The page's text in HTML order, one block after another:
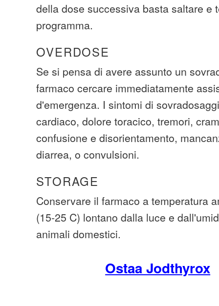
della dose successiva basta saltare e
programma.
OVERDOSE
Se si pensa di avere assunto un
farmaco cercare immediatamente
d'emergenza. I sintomi di
cardiaco, dolore toracico, tremori,
confusione e disorientamento,
diarrea, o convulsioni.
STORAGE
Conservare il farmaco a temperatura
(15-25 C) lontano dalla luce e
animali domestici.
Ostaa Jodthyrox